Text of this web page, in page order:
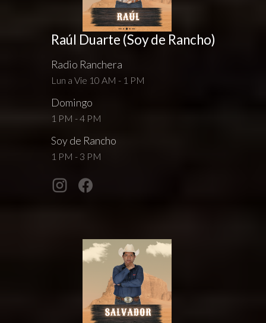
Raúl Duarte (Soy de Rancho)
Radio Ranchera
Lun a Vie 10 AM - 1 PM
Domingo
1 PM - 4 PM
Soy de Rancho
1 PM - 3 PM